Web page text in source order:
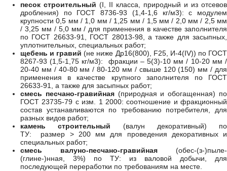
песок строительный (I, II класса, природный и из отсевов
дробления) по ГОСТ 8736-93 (1,4-1,6 кг/м3): с модулем
крупности 0,5 мм / 1,0 мм / 1,25 мм / 1,5 мм / 2,0 мм / 2,5 мм
/ 3,25 мм / 5,0 мм / для применения в качестве заполнителя
по ГОСТ 26633-91, ГОСТ 28013-98, а также для засыпных,
уплотнительных, специальных работ;
щебень и гравий (не ниже Др16(800), F25, И-4(IV)) по ГОСТ
8267-93 (1,5-1,75 кг/м3): фракции – 5(3)-10 мм / 10-20 мм /
20-40 мм / 40-80 мм / 80-120 мм / свыше 120 (150) мм / для
применения в качестве крупного заполнителя по ГОСТ
26633-91, а также для засыпных работ;
смесь песчано-гравийная(природная и обогащенная) по
ГОСТ 23735-79 с изм. 1 2000: соотношение и фракционный
состав устанавливаются по требованию потребителя, для
разных видов работ;
камень строительный (валун декоративный) по
ТУ: размер > 200 мм для проведения декоративных и
специальных работ;
смесь валуно-песчано-гравийная (обес-(з-)пыле-
(глине-)нная, 3%) по ТУ: из валовой добычи, для
последующей переработки по требованиям на месте.